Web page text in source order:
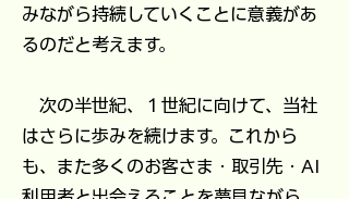
みながら持続していくことに意義があ
るのだと考えます。
次の半世紀、１世紀に向けて、当社
はさらに歩みを続けます。これから
も、また多くのお客さま・取引先・AI